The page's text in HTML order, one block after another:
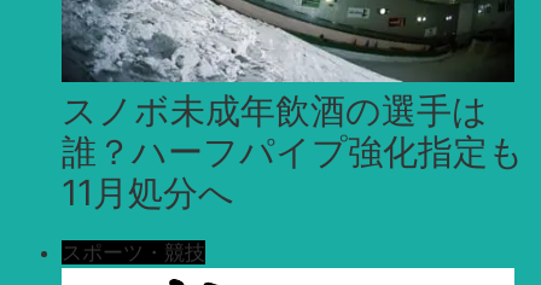
スノボ未成年飲酒の選手は
誰？ハーフパイプ強化指定も
11月処分へ
スポーツ・競技